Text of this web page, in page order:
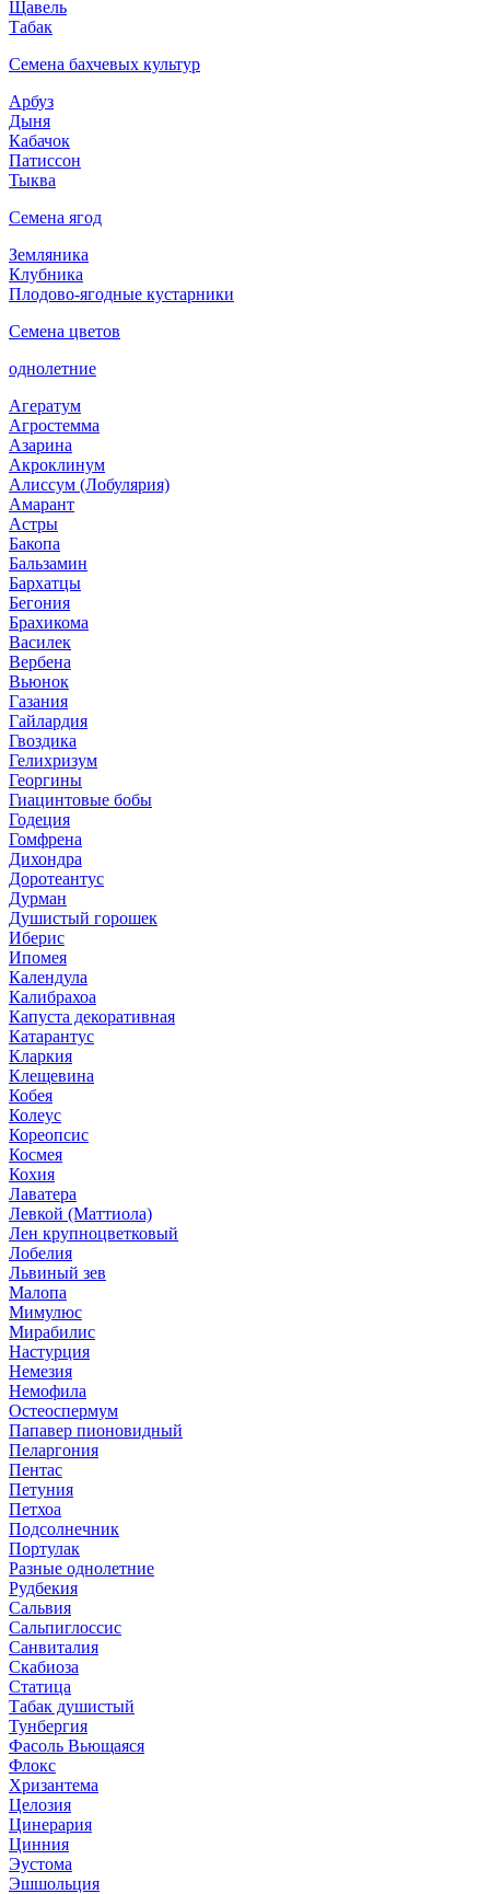
Щавель
Табак
Семена бахчевых культур
Арбуз
Дыня
Кабачок
Патиссон
Тыква
Семена ягод
Земляника
Клубника
Плодово-ягодные кустарники
Семена цветов
однолетние
Агератум
Агростемма
Азарина
Акроклинум
Алиссум (Лобулярия)
Амарант
Астры
Бакопа
Бальзамин
Бархатцы
Бегония
Брахикома
Василек
Вербена
Вьюнок
Газания
Гайлардия
Гвоздика
Гелихризум
Георгины
Гиацинтовые бобы
Годеция
Гомфрена
Дихондра
Доротеантус
Дурман
Душистый горошек
Иберис
Ипомея
Календула
Калибрахоа
Капуста декоративная
Катарантус
Кларкия
Клещевина
Кобея
Колеус
Кореопсис
Космея
Кохия
Лаватера
Левкой (Маттиола)
Лен крупноцветковый
Лобелия
Львиный зев
Малопа
Мимулюс
Мирабилис
Настурция
Немезия
Немофила
Остеоспермум
Папавер пионовидный
Пеларгония
Пентас
Петуния
Петхоа
Подсолнечник
Портулак
Разные однолетние
Рудбекия
Сальвия
Сальпиглоссис
Санвиталия
Скабиоза
Статица
Табак душистый
Тунбергия
Фасоль Вьющаяся
Флокс
Хризантема
Целозия
Цинерария
Цинния
Эустома
Эшшольция